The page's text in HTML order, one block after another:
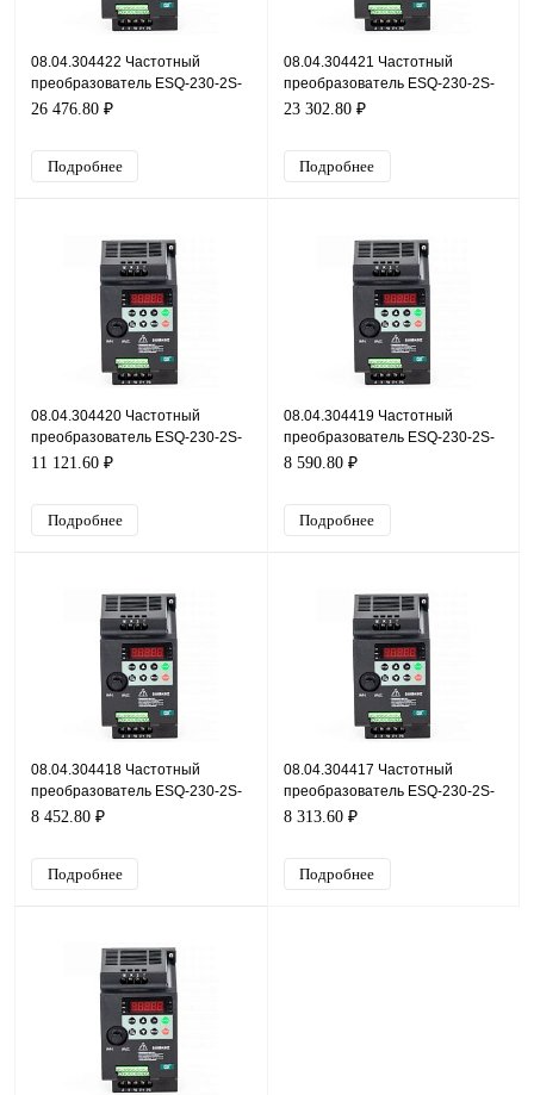
08.04.304422 Частотный
преобразователь ESQ-230-2S-
5.5K, 220В, 5,5кВт, 20А
26 476.80 ₽
Подробнее
08.04.304421 Частотный
преобразователь ESQ-230-2S-
4K, 220В, 4кВт, 16,5А
23 302.80 ₽
Подробнее
08.04.304420 Частотный
преобразователь ESQ-230-2S-
2.2K, 220В, 2,2кВт, 9,6А
11 121.60 ₽
Подробнее
08.04.304419 Частотный
преобразователь ESQ-230-2S-
1.5K, 220В, 1,5кВт, 7А
8 590.80 ₽
Подробнее
08.04.304418 Частотный
преобразователь ESQ-230-2S-
0.7K, 220В, 0,75кВт, 4А
8 452.80 ₽
Подробнее
08.04.304417 Частотный
преобразователь ESQ-230-2S-
0.4K, 220В, 0,4кВт, 2,1А
8 313.60 ₽
Подробнее